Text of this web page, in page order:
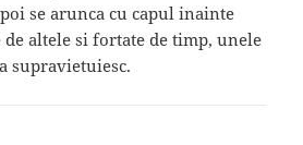
se arunca cu capul inainte
de altele si fortate de timp, unele
supravietuiesc.